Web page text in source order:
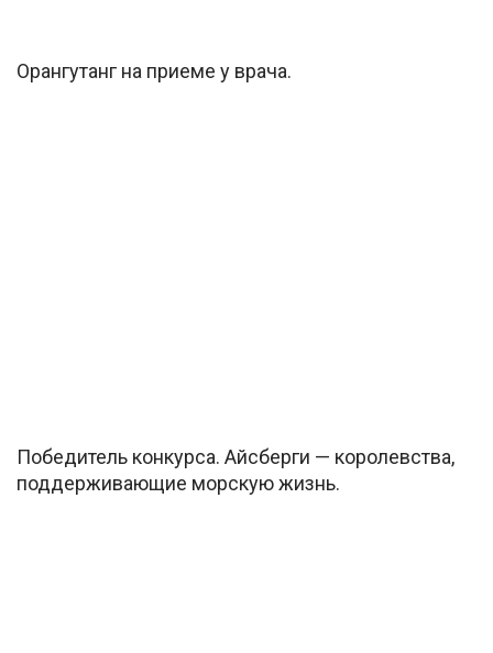
Орангутанг на приеме у врача.
Победитель конкурса. Айсберги — королевства,
поддерживающие морскую жизнь.